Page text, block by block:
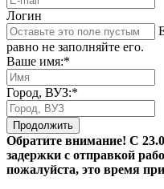
Логин
равно не заполняйте его.
Ваше имя:*
Город, ВУЗ:*
Продолжить
Обратите внимание! С
задержки с отправкой
пожалуйста, это время при